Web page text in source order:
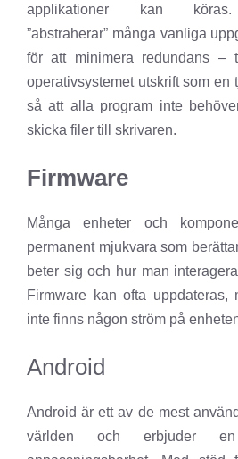
applikationer kan köras.
”abstraherar” många vanliga
för att minimera redundans –
operativsystemet utskrift som en
så att alla program inte
skicka filer till skrivaren.
Firmware
Många enheter och
permanent mjukvara som
beter sig och hur man
Firmware kan ofta uppdateras,
inte finns någon ström på
Android
Android är ett av de mest
världen och erbjuder